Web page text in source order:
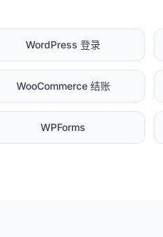
WordPress 登录
WooCommerce 结账
WPForms